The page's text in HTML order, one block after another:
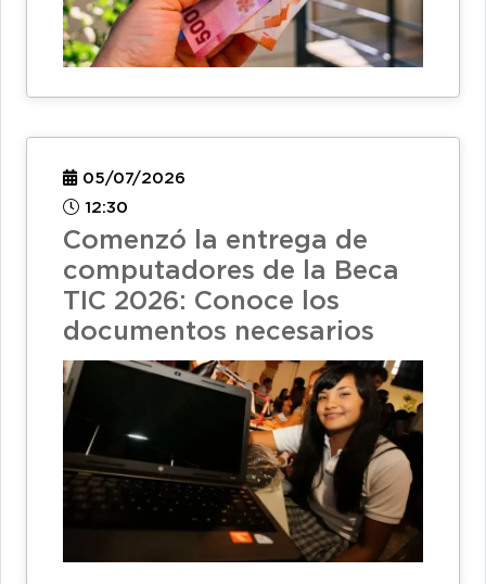
05/07/2026
12:30
Comenzó la entrega de
computadores de la Beca
TIC 2026: Conoce los
documentos necesarios